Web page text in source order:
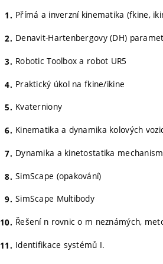
Přímá a inverzní kinematika (fkine,
Denavit-Hartenbergovy (DH)
Robotic Toolbox a robot UR5
Praktický úkol na fkine/ikine
Kvaterniony
Kinematika a dynamika kolových
Dynamika a kinetostatika
SimScape (opakování)
SimScape Multibody
Řešení n rovnic o m neznámých,
Identifikace systémů I.